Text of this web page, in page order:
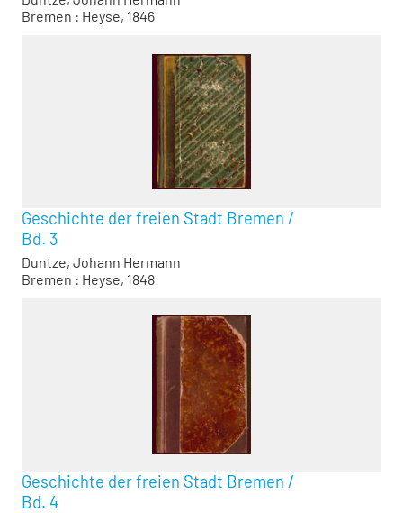
Bremen : Heyse, 1846
Geschichte der freien Stadt Bremen /
Bd. 3
Duntze, Johann Hermann
Bremen : Heyse, 1848
Geschichte der freien Stadt Bremen /
Bd. 4